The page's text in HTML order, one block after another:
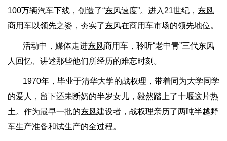
100万辆汽车下线，创造了“东风速度”。进入21世纪， 东风
商用车以领先之姿，夯实了东风在商用车市场的领先地位。
活动中，媒体走进东风商用车，聆听“老中青”三代东风
人回忆、讲述那些他们所经历的难忘时刻。
1970年，毕业于清华大学的战权理，带着同为大学同学
的爱人，留下还未断奶的半岁女儿，毅然踏上了十堰这片热
土。作为最早一批的东风建设者，战权理亲历了两吨半越野
车生产准备和试生产的全过程。